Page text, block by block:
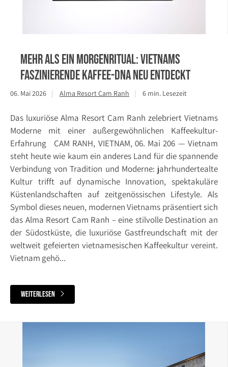
Mehr als ein Morgenritual: Vietnams
faszinierende Kaffee-DNA neu entdeckt
06. Mai 2026 Alma Resort Cam Ranh 6 min. Lesezeit
Das luxuriöse Alma Resort Cam Ranh zelebriert Vietnams
Moderne mit einer außergewöhnlichen Kaffeekultur-
Erfahrung CAM RANH, VIETNAM, 06. Mai 206 — Vietnam
steht heute wie kaum ein anderes Land für die spannende
Verbindung von Tradition und Moderne: jahrhundertealte
Kultur trifft auf dynamische Innovation, spektakuläre
Küstenlandschaften auf zeitgenössischen Lifestyle. Als
Symbol dieses neuen, modernen Vietnams präsentiert sich
das Alma Resort Cam Ranh – eine stilvolle Destination an
der Südostküste, die luxuriöse Gastfreundschaft mit der
weltweit gefeierten vietnamesischen Kaffeekultur vereint.
Vietnam gehö...
weiterlesen